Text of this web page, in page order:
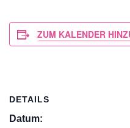
ZUM KALENDER
DETAILS
Datum: